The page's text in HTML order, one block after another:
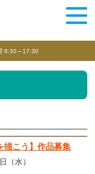
8:30～17:30
描こう】作品募集
（水）